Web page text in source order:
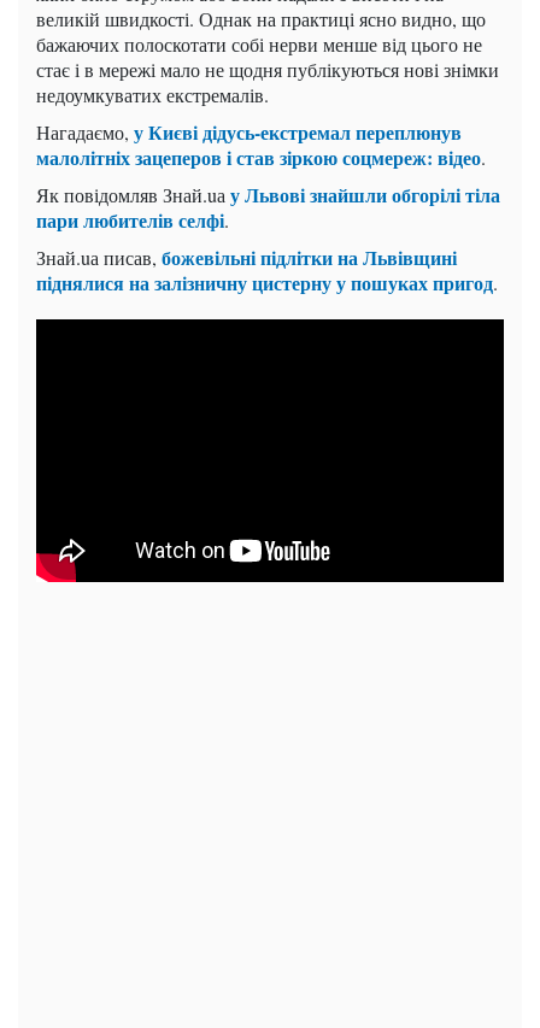
великій швидкості. Однак на практиці ясно видно, що
бажаючих полоскотати собі нерви менше від цього не
стає і в мережі мало не щодня публікуються нові знімки
недоумкуватих екстремалів.
Нагадаємо, у Києві дідусь-екстремал переплюнув
малолітніх зацеперов і став зіркою соцмереж: відео.
Як повідомляв Знай.uа у Львові знайшли обгорілі тіла
пари любителів селфі.
Знай.uа писав, божевільні підлітки на Львівщині
піднялися на залізничну цистерну у пошуках пригод.